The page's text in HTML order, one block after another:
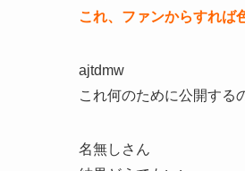
これ、ファンからすれば
ajtdmw
これ何のために公開する
名無しさん